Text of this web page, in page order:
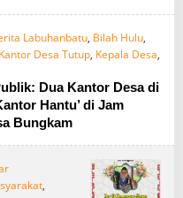
Labuhanbatu, Bilah Hulu,
Kantor Desa Tutup, Kepala Desa,
Dua Kantor Desa di
Hantu’ di Jam
Bungkam
,